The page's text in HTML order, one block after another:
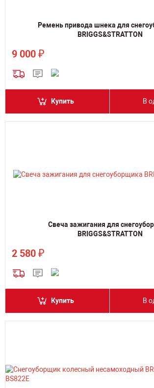
Ремень привода шнека для
BRIGGS&STRATTON
9 000 ₽
Купить В
Свеча зажигания для
BRIGGS&STRATTON
2 580 ₽
Купить В